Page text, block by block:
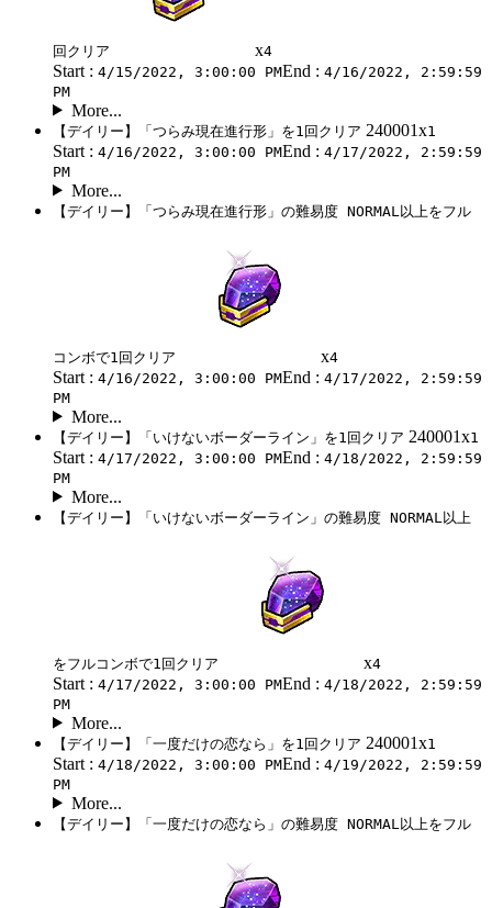
回クリア x4
Start : 4/15/2022, 3:00:00 PMEnd : 4/16/2022, 2:59:59
PM
More...
【デイリー】「つらみ現在進行形」を1回クリア 240001x1
Start : 4/16/2022, 3:00:00 PMEnd : 4/17/2022, 2:59:59
PM
More...
【デイリー】「つらみ現在進行形」の難易度 NORMAL以上をフル
コンボで1回クリア x4
Start : 4/16/2022, 3:00:00 PMEnd : 4/17/2022, 2:59:59
PM
More...
【デイリー】「いけないボーダーライン」を1回クリア 240001x1
Start : 4/17/2022, 3:00:00 PMEnd : 4/18/2022, 2:59:59
PM
More...
【デイリー】「いけないボーダーライン」の難易度 NORMAL以上
をフルコンボで1回クリア x4
Start : 4/17/2022, 3:00:00 PMEnd : 4/18/2022, 2:59:59
PM
More...
【デイリー】「一度だけの恋なら」を1回クリア 240001x1
Start : 4/18/2022, 3:00:00 PMEnd : 4/19/2022, 2:59:59
PM
More...
【デイリー】「一度だけの恋なら」の難易度 NORMAL以上をフル